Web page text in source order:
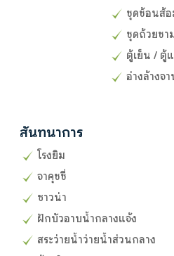
ชุดช้อนส้อ
ชุดถ้วยชา
ตู้เย็น / ตู้
อ่างล้างจา
สันทนาการ
โรงยิม
จาคุชชี่
ซาวน่า
ฝักบัวอาบน้ำกลางแจ้ง
สระว่ายน้ำว่ายน้ำส่วนกลาง